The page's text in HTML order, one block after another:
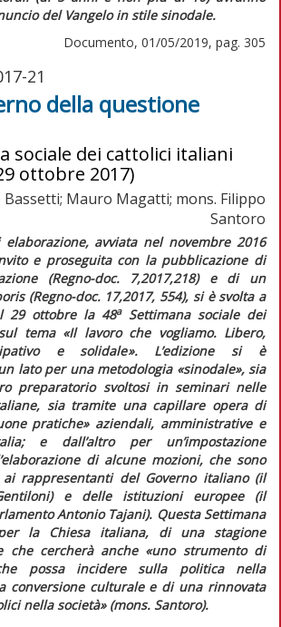
del Vangelo in stile sinodale.
Documento, 01/05/2019, pag. 305
21
della questione
sociale dei cattolici italiani
ottobre 2017)
Bassetti; Mauro Magatti; mons. Filippo
Santoro
avviata nel novembre 2016
e proseguita con la pubblicazione di
(Regno-doc. 7,2017,218) e di un
(Regno-doc. 17,2017, 554), si è svolta a
29 ottobre la 48aSettimana sociale dei
tema «Il lavoro che vogliamo. Libero,
e solidale». L’edizione si è
lato per una metodologia «sinodale», sia
preparatorio svoltosi in seminari nelle
sia tramite una capillare opera di
pratiche» aziendali, amministrative e
e dall’altro per un’impostazione
di alcune mozioni, che sono
ai rappresentanti del Governo italiano (il
e delle istituzioni europee (il
Antonio Tajani). Questa Settimana
per la Chiesa italiana, di una stagione
che cercherà anche «uno strumento di
possa incidere sulla politica nella
conversione culturale e di una rinnovata
nella società» (mons. Santoro).